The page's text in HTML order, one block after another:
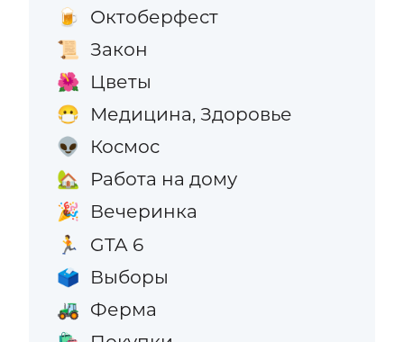
🍺 Октоберфест
📜 Закон
🌺 Цветы
😷 Медицина, Здоровье
👽 Космос
🏡 Работа на дому
🎉 Вечеринка
🏃 GTA 6
🗳️ Выборы
🚜 Ферма